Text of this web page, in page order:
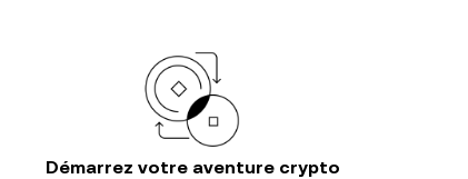
Démarrez votre aventure crypto